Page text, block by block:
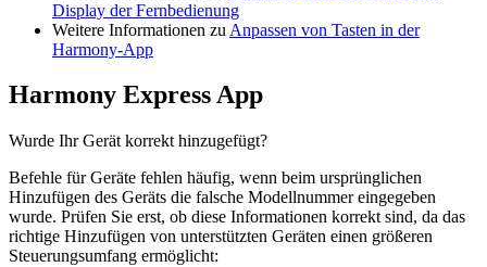
Display der Fernbedienung
Weitere Informationen zu Anpassen von Tasten in der
Harmony-App
Harmony Express App
Wurde Ihr Gerät korrekt hinzugefügt?
Befehle für Geräte fehlen häufig, wenn beim ursprünglichen
Hinzufügen des Geräts die falsche Modellnummer eingegeben
wurde. Prüfen Sie erst, ob diese Informationen korrekt sind, da das
richtige Hinzufügen von unterstützten Geräten einen größeren
Steuerungsumfang ermöglicht: